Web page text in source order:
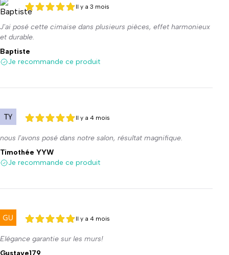
5 sur 5
5 sur 5
Il y a 3 mois
J'ai posé cette cimaise dans plusieurs pièces, effet harmonieux
et durable.
Baptiste
Je recommande ce produit
5 sur 5
5 sur 5
Il y a 4 mois
nous l'avons posé dans notre salon, résultat magnifique.
Timothée YYW
Je recommande ce produit
5 sur 5
5 sur 5
Il y a 4 mois
Elégance garantie sur les murs!
Gustave179